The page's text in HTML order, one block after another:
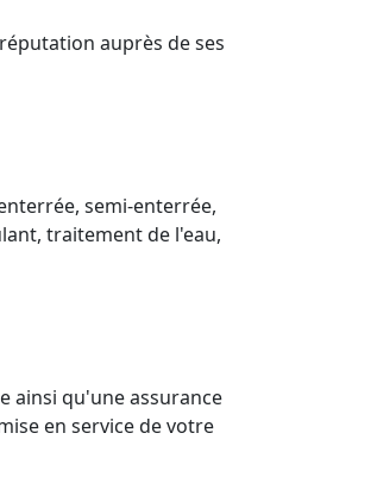
auprès de ses
semi-enterrée,
traitement de l'eau,
ainsi qu'une assurance
en service de votre